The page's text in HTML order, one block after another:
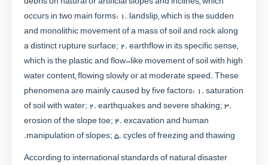
debris on natural or artificial slopes and inclines, which
occurs in two main forms: 1. landslip, which is the sudden
and monolithic movement of a mass of soil and rock along
a distinct rupture surface; 2. earthflow in its specific sense,
which is the plastic and flow-like movement of soil with high
water content, flowing slowly or at moderate speed. These
phenomena are mainly caused by five factors: 1. saturation
of soil with water; 2. earthquakes and severe shaking; 3.
erosion of the slope toe; 4. excavation and human
manipulation of slopes; 5. cycles of freezing and thawing.
According to international standards of natural disaster